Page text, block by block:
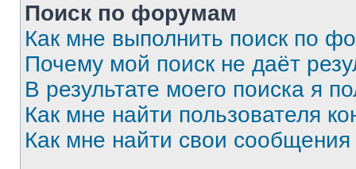
Поиск по форумам
Как мне выполнить поиск по
Почему мой поиск не даёт
В результате моего поиска я
Как мне найти пользователя
Как мне найти свои